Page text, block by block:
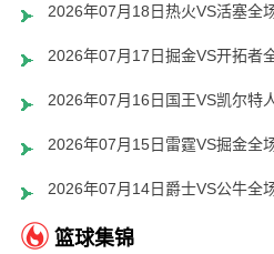
2026年07月18日热火VS活塞全
2026年07月17日掘金VS开拓者
2026年07月16日国王VS凯尔特
2026年07月15日雷霆VS掘金全
2026年07月14日爵士VS公牛全
篮球集锦